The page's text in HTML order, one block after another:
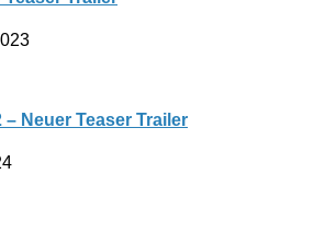
– Neuer Teaser Trailer